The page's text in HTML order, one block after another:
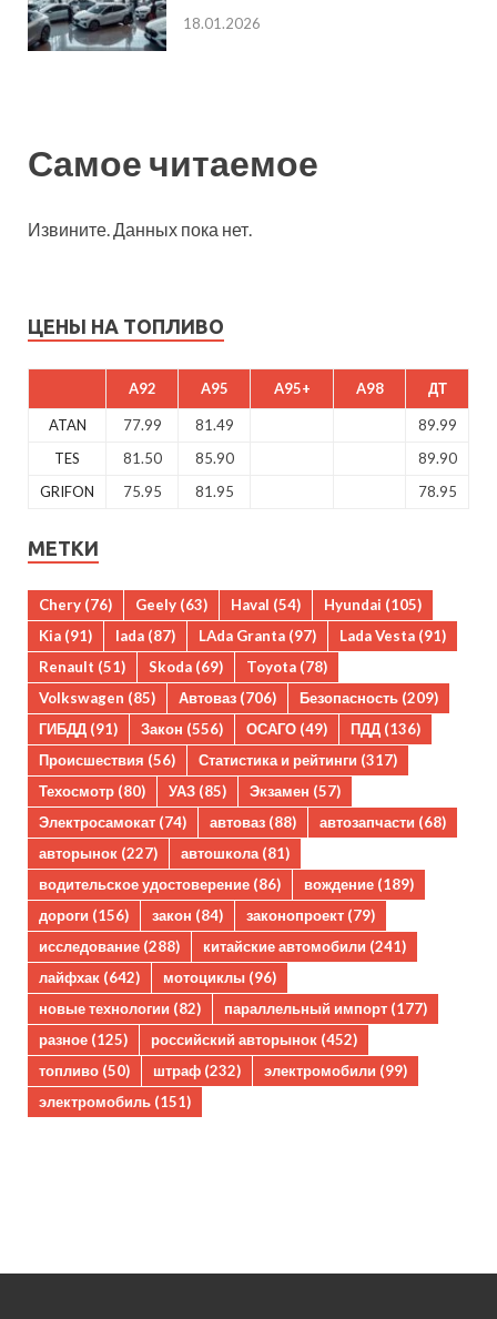
18.01.2026
Самое читаемое
Извините. Данных пока нет.
ЦЕНЫ НА ТОПЛИВО
A92 A95 A95+ A98 ДТ
ATAN 77.99 81.49
89.99
TES
81.50 85.90
89.90
GRIFON
75.95 81.95 78.95
МЕТКИ
Chery (76) Geely (63) Haval (54) Hyundai (105)
Kia (91) lada (87) LAda Granta (97) Lada Vesta (91)
Renault (51) Skoda (69) Toyota (78)
Volkswagen (85) Автоваз (706) Безопасность (209)
ГИБДД (91) Закон (556) ОСАГО (49) ПДД (136)
Происшествия (56) Статистика и рейтинги (317)
Техосмотр (80) УАЗ (85) Экзамен (57)
Электросамокат (74) автоваз (88) автозапчасти (68)
авторынок (227) автошкола(81)
водительское удостоверение (86) вождение (189)
дороги (156) закон (84) законопроект (79)
исследование (288) китайские автомобили (241)
лайфхак (642) мотоциклы (96)
новые технологии (82) параллельный импорт (177)
разное (125) российский авторынок (452)
топливо (50) штраф (232) электромобили (99)
электромобиль (151)